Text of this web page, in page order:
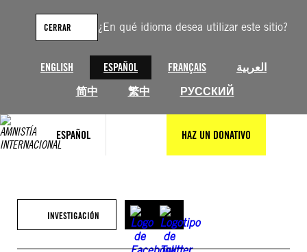
¿En qué idioma desea utilizar este sitio?
ENGLISH ESPAÑOL FRANÇAIS
العربية
简中
繁中 РУССКИЙ
CERRAR
ESPAÑOL HAZ UN DONATIVO
contenido
INVESTIGACIÓN